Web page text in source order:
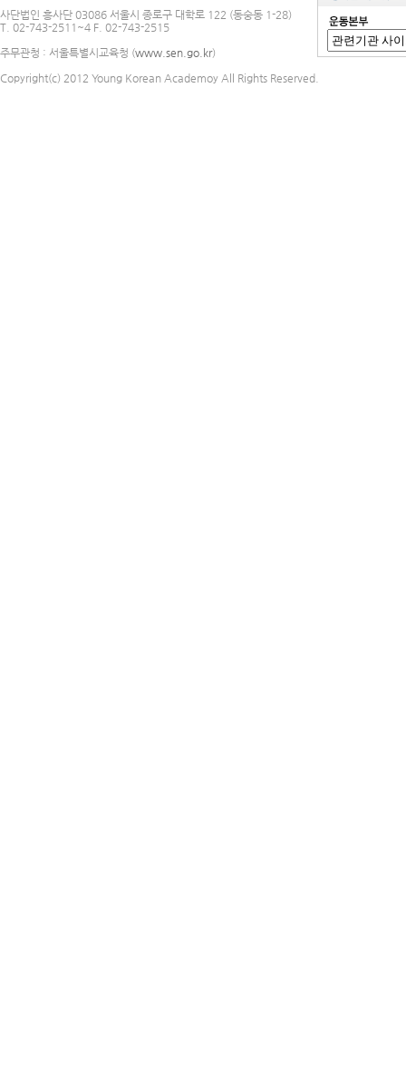
사단법인 흥사단 03086 서울시 종로구 대학로 122 (동숭동 1-28)
T. 02-743-2511~4 F. 02-743-2515
주무관청 : 서울특별시교육청 (www.sen.go.kr)
Copyright(c) 2012 Young Korean Academoy All Rights Reserved.